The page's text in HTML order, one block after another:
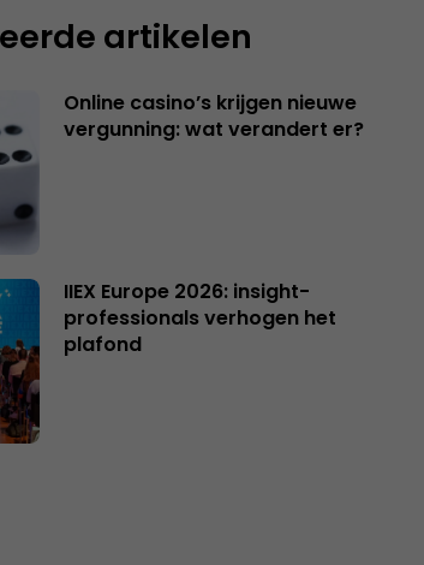
artikelen
Online casino’s krijgen nieuwe
vergunning: wat verandert er?
IIEX Europe 2026: insight-
professionals verhogen het
plafond